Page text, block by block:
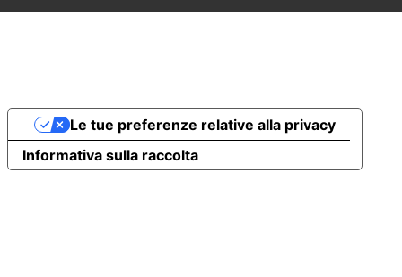
Informativa sulla raccolta
Le tue preferenze relative alla privacy